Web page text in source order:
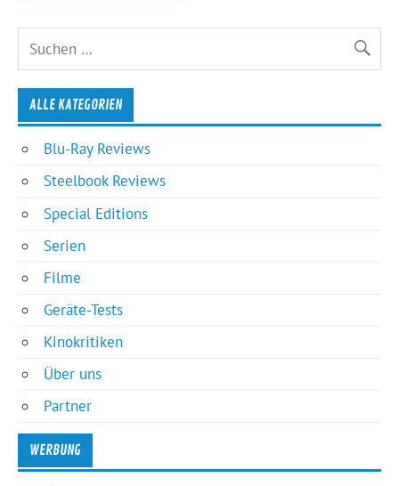
ALLE KATEGORIEN
Blu-Ray Reviews
Steelbook Reviews
Special Editions
Serien
Filme
Geräte-Tests
Kinokritiken
Über uns
Partner
WERBUNG